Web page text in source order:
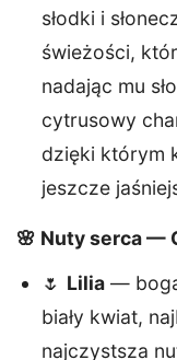
słodki i
świeżości,
nadając mu
cytrusowy
dzięki którym
jeszcze
🌸 Nuty serca —
🌷 Lilia—
biały kwiat,
najczystsza